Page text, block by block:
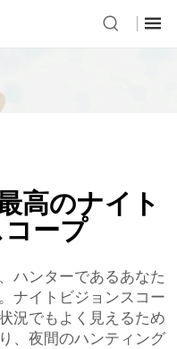
高のナイト
ープ
ハンターであるあなた
ナイトビジョンスコー
況でもよく見えるため
、夜間のハンティング